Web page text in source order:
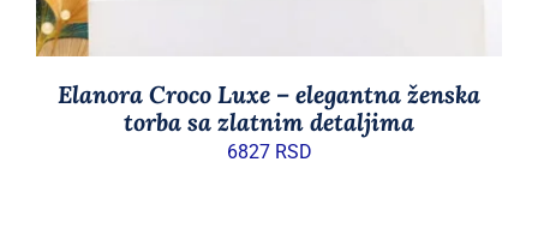
Elanora Croco Luxe – elegantna ženska
torba sa zlatnim detaljima
6827 RSD